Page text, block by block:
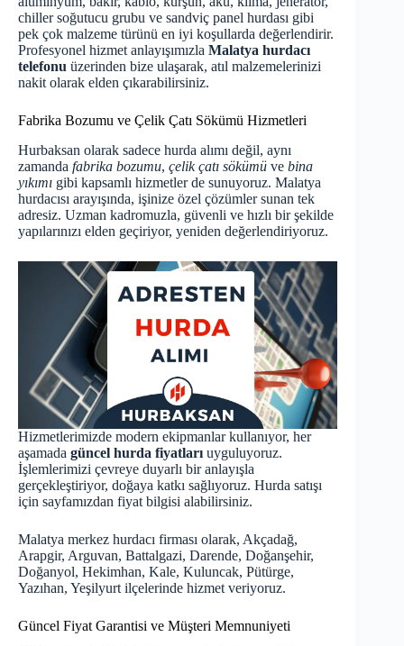
chiller soğutucu grubu ve sandviç panel hurdası gibi
pek çok malzeme türünü en iyi koşullarda değerlendirir.
Profesyonel hizmet anlayışımızla Malatya hurdacı
telefonu üzerinden bize ulaşarak, atıl malzemelerinizi
nakit olarak elden çıkarabilirsiniz.
Fabrika Bozumu ve Çelik Çatı Sökümü Hizmetleri
Hurbaksan olarak sadece hurda alımı değil, aynı
zamanda fabrika bozumu, çelik çatı sökümü ve bina
yıkımı gibi kapsamlı hizmetler de sunuyoruz. Malatya
hurdacısı arayışında, işinize özel çözümler sunan tek
adresiz. Uzman kadromuzla, güvenli ve hızlı bir şekilde
yapılarınızı elden geçiriyor, yeniden değerlendiriyoruz.
Hizmetlerimizde modern ekipmanlar kullanıyor, her
aşamada güncel hurda fiyatları uyguluyoruz.
İşlemlerimizi çevreye duyarlı bir anlayışla
gerçekleştiriyor, doğaya katkı sağlıyoruz. Hurda satışı
için sayfamızdan fiyat bilgisi alabilirsiniz.
Malatya merkez hurdacı firması olarak, Akçadağ,
Arapgir, Arguvan, Battalgazi, Darende, Doğanşehir,
Doğanyol, Hekimhan, Kale, Kuluncak, Pütürge,
Yazıhan, Yeşilyurt ilçelerinde hizmet veriyoruz.
Güncel Fiyat Garantisi ve Müşteri Memnuniyeti